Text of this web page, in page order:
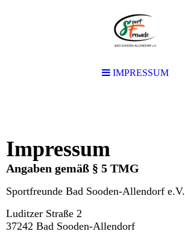
IMPRESSUM
Impressum
Angaben gemäß § 5 TMG
Sportfreunde Bad Sooden-Allendorf e.V.
Luditzer Straße 2
37242 Bad Sooden-Allendorf
IMPRESSUM